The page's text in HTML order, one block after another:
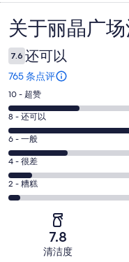
点
评
关于丽晶广
7.6 还可以
765 条点评
10
分
-
超
赞。
181
条
好
10 - 超赞
8
分
-
还
可
以。
8 - 还可以
6
分
-
一
般。
6 - 一般
4
分
-
4 - 很差
2
分
2 - 糟糕
7.8
清洁度